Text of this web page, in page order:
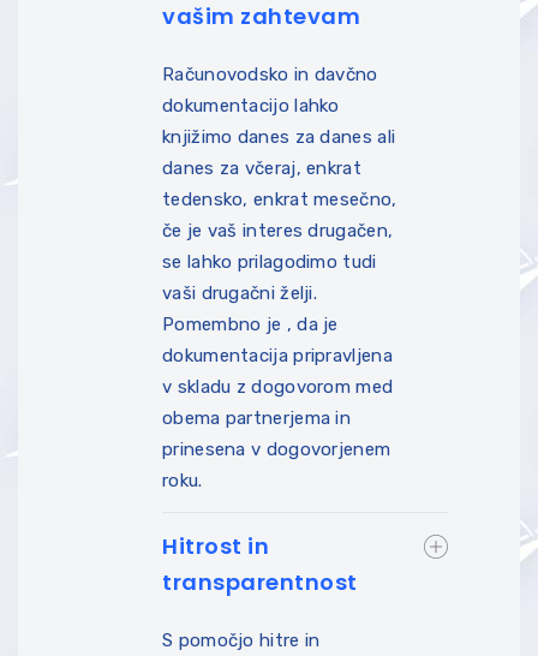
vašim zahtevam
Računovodsko in davčno
dokumentacijo lahko
knjižimo danes za danes ali
danes za včeraj, enkrat
tedensko, enkrat mesečno,
če je vaš interes drugačen,
se lahko prilagodimo tudi
vaši drugačni želji.
Pomembno je , da je
dokumentacija pripravljena
v skladu z dogovorom med
obema partnerjema in
prinesena v dogovorjenem
roku.
Hitrost in
transparentnost
S pomočjo hitre in